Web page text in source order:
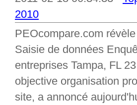
2010
PEOcompare.com
Saisie de données
entreprises Tampa, FL
objective organisation
site, a annoncé